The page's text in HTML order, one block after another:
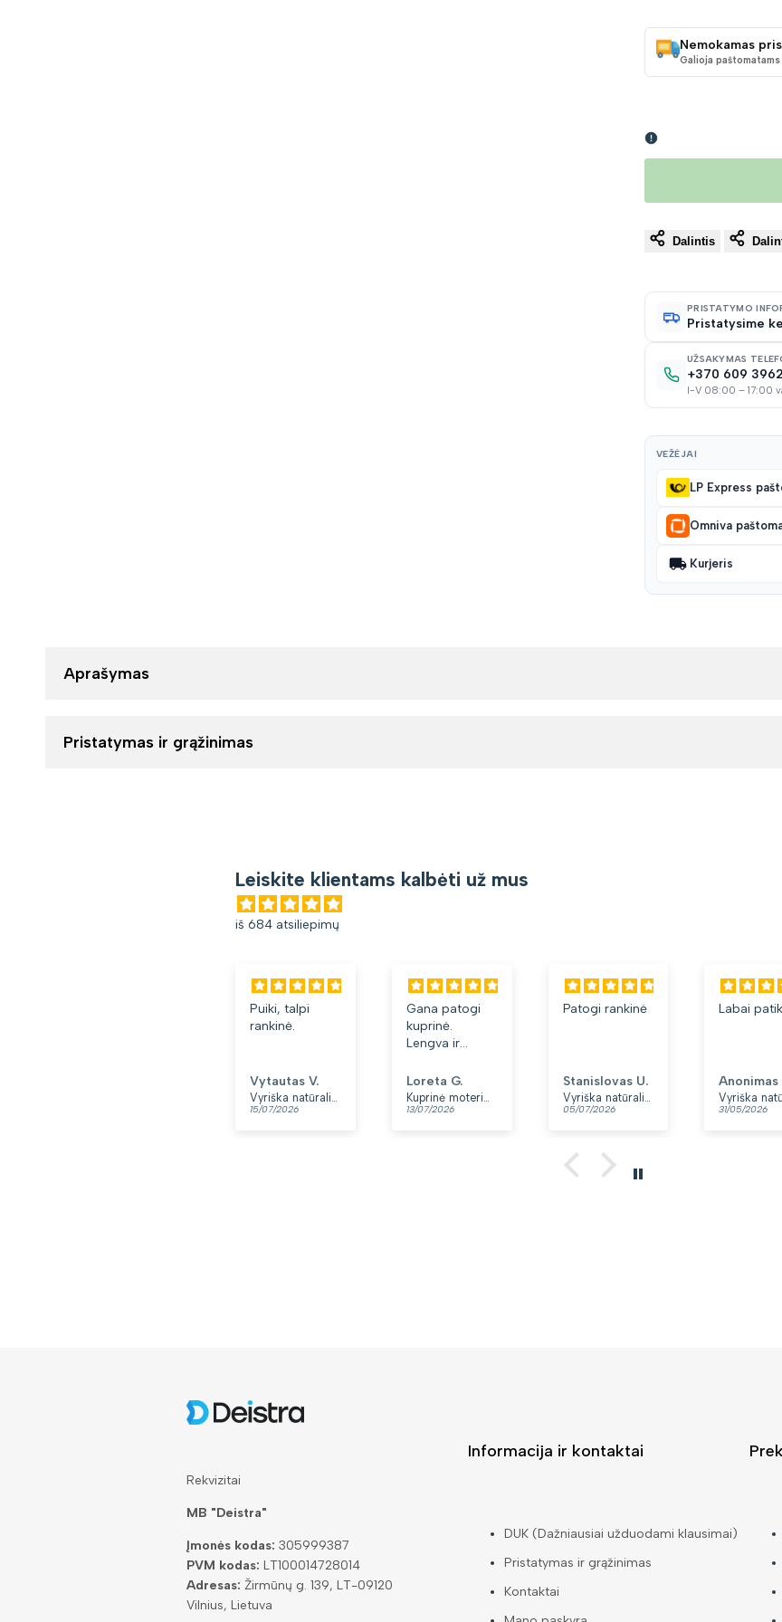
Nemokamas
Galioja paštomatams
Dalintis
PRISTATYMO
Pristatysime
UŽSAKYMAS
+370 609
I-V 08:00 – 17:00
VEŽĖJAI
LP Express
Omniva
Kurjeris
Aprašymas
Pristatymas ir grąžinimas
Leiskite klientams kalbėti už mus
iš 684 atsiliepimų
Puiki, talpi
rankinė.
Vytautas V.
15/07/2026
Gana patogi
kuprinė.
Lengva ir
Patinka, kad
yra du skyriai.
👍
Loreta G.
13/07/2026
Patogi rankinė
Stanislovas U.
05/07/2026
Labai
Anonimas
31/05/2026
Rekvizitai
MB "Deistra"
Įmonės kodas: 305999387
PVM kodas: LT100014728014
Adresas: Žirmūnų g. 139, LT-09120
Vilnius, Lietuva
Informacija ir kontaktai
DUK (Dažniausiai užduodami klausimai)
Pristatymas ir grąžinimas
Kontaktai